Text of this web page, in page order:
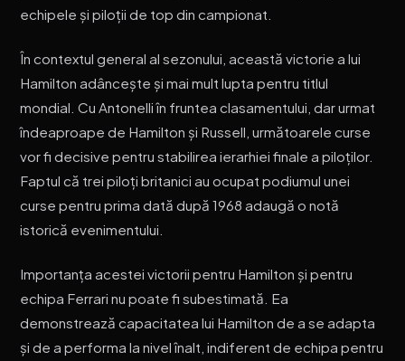
echipele și piloții de top din campionat.
În contextul general al sezonului, această victorie a lui
Hamilton adâncește și mai mult lupta pentru titlul
mondial. Cu Antonelli în fruntea clasamentului, dar urmat
îndeaproape de Hamilton și Russell, următoarele curse
vor fi decisive pentru stabilirea ierarhiei finale a piloților.
Faptul că trei piloți britanici au ocupat podiumul unei
curse pentru prima dată după 1968 adaugă o notă
istorică evenimentului.
Importanța acestei victorii pentru Hamilton și pentru
echipa Ferrari nu poate fi subestimată. Ea
demonstrează capacitatea lui Hamilton de a se adapta
și de a performa la nivel înalt, indiferent de echipa pentru